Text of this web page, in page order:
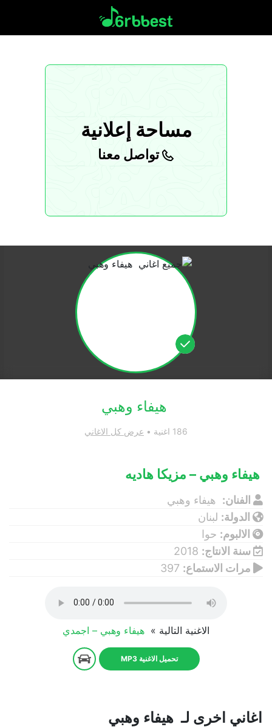
مساحة إعلانية
تواصل معنا
هيفاء وهبي
186 اغنية • عرض كل الاغاني
هيفاء وهبي – مزيكا هاديه
الفنان: هيفاء وهبي
الدولة: لبنان
الالبوم: حوا
سنة الانتاج: 2018
مرات الاستماع:
الاغنية التالية » هيفاء وهبي – اجمدي
تحميل الاغنية MP3
اغاني اخرى لـ هيفاء وهبي